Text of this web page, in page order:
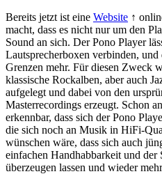
Bereits jetzt ist eine Website ↑
macht, dass es nicht nur um den
Sound an sich. Der Pono Player
Lautsprecherboxen verbinden,
Grenzen mehr. Für diesen Zweck
klassische Rockalben, aber auch
aufgelegt und dabei von den
Masterrecordings erzeugt. Schon
erkennbar, dass sich der Pono
die sich noch an Musik in HiFi-
wünschen wäre, dass sich auch
einfachen Handhabbarkeit und der
überzeugen lassen und wieder